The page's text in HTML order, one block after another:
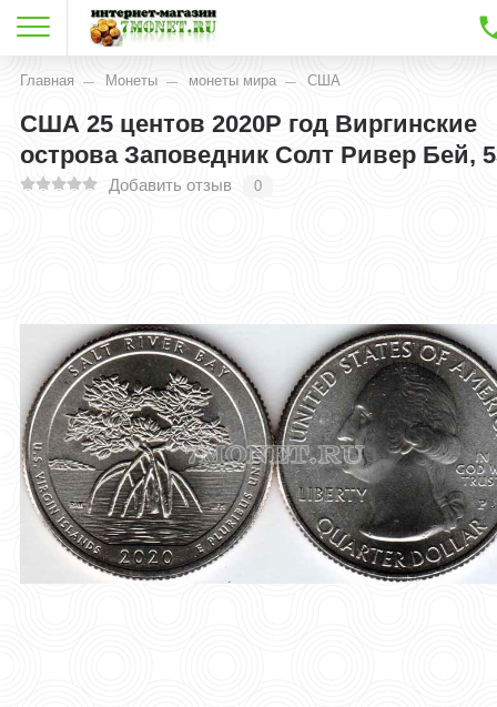
Главная Монеты монеты мира США
США 25 центов 2020Р год Виргинские
острова Заповедник Солт Ривер Бей,
Добавить отзыв 0